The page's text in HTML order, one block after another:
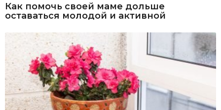
Как помочь своей маме дольше
оставаться молодой и активной